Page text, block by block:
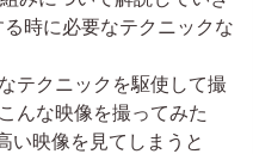
時に必要なテクニックな
テクニックを駆使して撮
んな映像を撮ってみた
い映像を見てしまうと